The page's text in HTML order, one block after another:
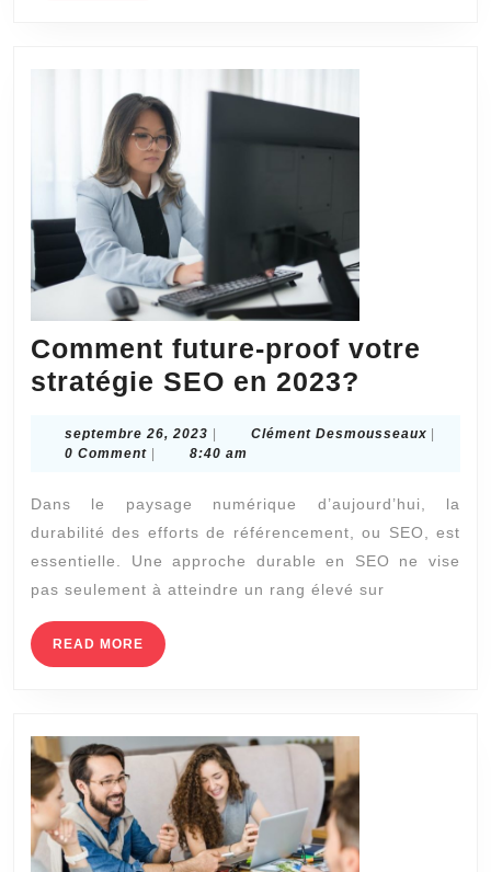
une
agence
SEO
?
Comment future-proof votre
stratégie SEO en 2023?
proof
stratégie
SEO
septembre 26, 2023 septembre
26,
Clément DesmousseauxClément
0 Comment
8:40 am
Dans le paysage numérique d’aujourd’hui, la
durabilité des efforts de référencement, ou SEO, est
essentielle. Une approche durable en SEO ne vise
pas seulement à atteindre un rang élevé sur
READ MORE READ
MORE